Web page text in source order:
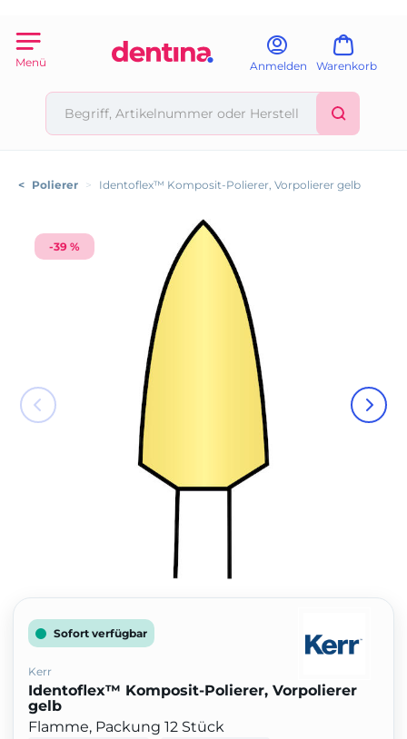
Menü Anmelden Warenkorb
< Polierer > Identoflex™ Komposit-Polierer, Vorpolierer gelb
-39 %
Sofort verfügbar
Kerr
Identoflex™ Komposit-Polierer, Vorpolierer
gelb
Flamme, Packung 12 Stück